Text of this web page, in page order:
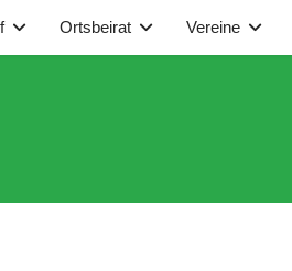
Ortsbeirat Vereine